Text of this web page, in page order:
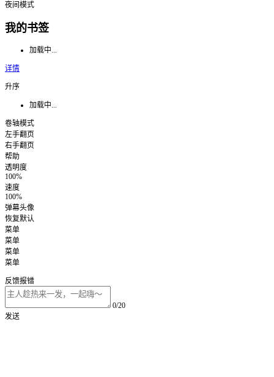
夜间模式
我的书签
加载中...
详情
升序
加载中...
卷轴模式
左手翻页
右手翻页
帮助
透明度
100%
速度
100%
弹幕头像
恢复默认
菜单
菜单
菜单
菜单
反馈报错
0/20
发送